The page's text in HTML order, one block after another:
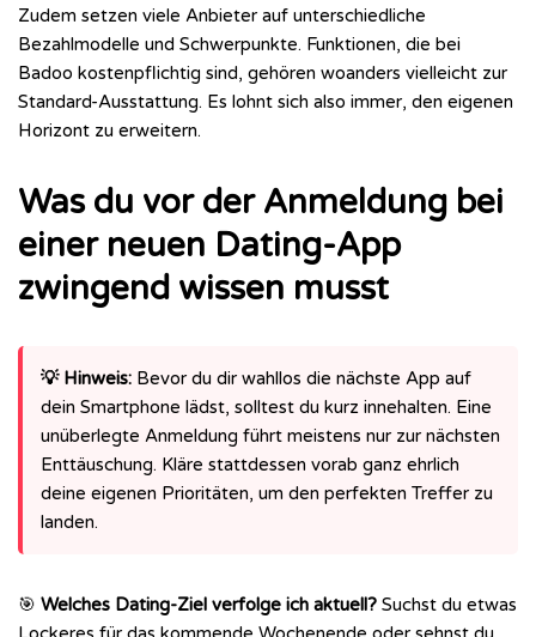
Zudem setzen viele Anbieter auf unterschiedliche
Bezahlmodelle und Schwerpunkte. Funktionen, die bei
Badoo kostenpflichtig sind, gehören woanders vielleicht zur
Standard-Ausstattung. Es lohnt sich also immer, den eigenen
Horizont zu erweitern.
Was du vor der Anmeldung bei
einer neuen Dating-App
zwingend wissen musst
💡 Hinweis: Bevor du dir wahllos die nächste App auf
dein Smartphone lädst, solltest du kurz innehalten. Eine
unüberlegte Anmeldung führt meistens nur zur nächsten
Enttäuschung. Kläre stattdessen vorab ganz ehrlich
deine eigenen Prioritäten, um den perfekten Treffer zu
landen.
🎯 Welches Dating-Ziel verfolge ich aktuell? Suchst du etwas